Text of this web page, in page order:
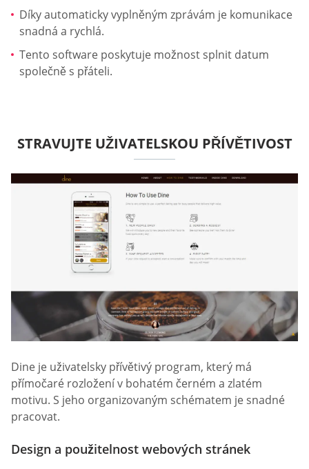
Díky automaticky vyplněným zprávám je komunikace
snadná a rychlá.
Tento software poskytuje možnost splnit datum
společně s přáteli.
STRAVUJTE UŽIVATELSKOU PŘÍVĚTIVOST
Dine je uživatelsky přívětivý program, který má
přímočaré rozložení v bohatém černém a zlatém
motivu. S jeho organizovaným schématem je snadné
pracovat.
Design a použitelnost webových stránek